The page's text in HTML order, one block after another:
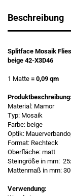
Beschreibung
Splitface Mosaik
beige 42-X3D46
1 Matte = 0,09 qm
Produktbeschreibung:
Material: Mamor
Typ: Mosaik
Farbe: beige
Optik:
Format: Rechteck
Oberfläche: matt
Steingröße in mm:
Mattenmaß in mm:
Verwendung: